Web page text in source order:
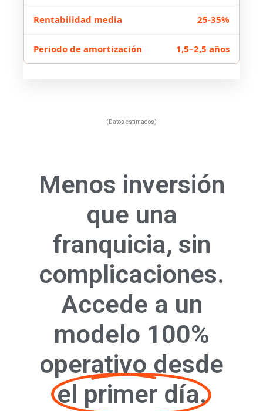
25-35%
1,5–2,5 años
(Datos estimados)
Menos inversión
que una
franquicia, sin
complicaciones.
Accede a un
modelo 100%
operativo desde
el primer día.